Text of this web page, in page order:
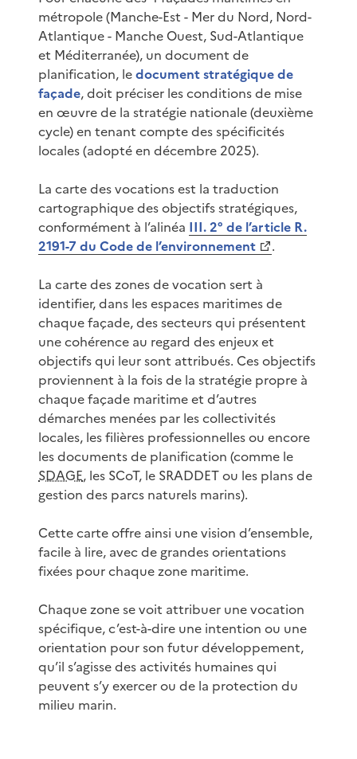
métropole (Manche-Est - Mer du Nord, Nord-
Atlantique - Manche Ouest, Sud-Atlantique
et Méditerranée), un document de
planification, ledocument stratégique de
façade, doit préciser les conditions de mise
en œuvre de la stratégie nationale (deuxième
cycle) en tenant compte des spécificités
locales (adopté en décembre 2025).
La carte des vocations est la traduction
cartographique des objectifs stratégiques,
conformément à l’alinéa III. 2° de l’article R.
2191-7 du Code de l’environnement
.
La carte des zones de vocation sert à
identifier, dans les espaces maritimes de
chaque façade, des secteurs qui présentent
une cohérence au regard des enjeux et
objectifs qui leur sont attribués. Ces objectifs
proviennent à la fois de la stratégie propre à
chaque façade maritime et d’autres
démarches menées par les collectivités
locales, les filières professionnelles ou encore
les documents de planification (comme le
SDAGE, les SCoT, le SRADDET ou les plans de
gestion des parcs naturels marins).
Cette carte offre ainsi une vision d’ensemble,
facile à lire, avec de grandes orientations
fixées pour chaque zone maritime.
Chaque zone se voit attribuer une vocation
spécifique, c’est-à-dire une intention ou une
orientation pour son futur développement,
qu’il s’agisse des activités humaines qui
peuvent s’y exercer ou de la protection du
milieu marin.